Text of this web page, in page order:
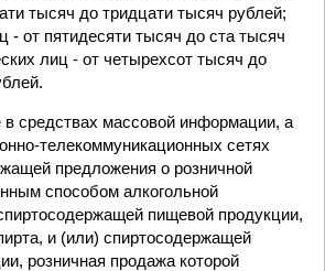
тысяч до тридцати тысяч рублей;
- от пятидесяти тысяч до ста тысяч
лиц - от четырехсот тысяч до
в средствах массовой информации, а
телекоммуникационных сетях
предложения о розничной
способом алкогольной
пищевой продукции,
и (или) спиртосодержащей
розничная продажа которой